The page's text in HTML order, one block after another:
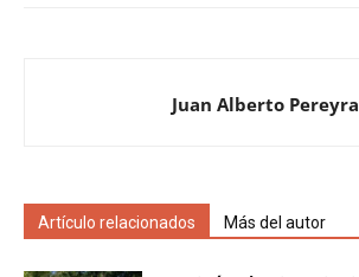
Juan Alberto Pereyra
Artículo relacionados Más del autor